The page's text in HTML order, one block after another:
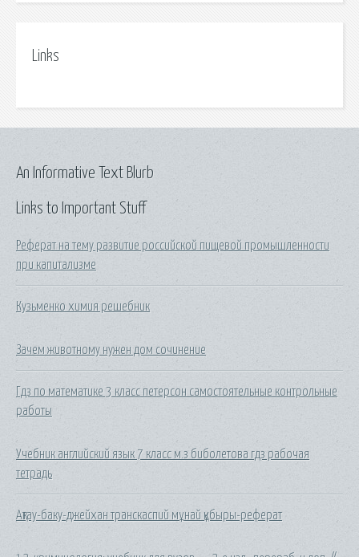
Links
Links to Important Stuff
Реферат на тему развитие российской пищевой промышленности
при капитализме
Кузьменко химия решебник
Зачем животному нужен дом сочинение
Гдз по математике 3 класс петерсон самостоятельные контрольные
работы
Учебник английский язык 7 класс м.з биболетова гдз рабочая
тетрадь
Ақтау-баку-джейхан транскаспий мұнай құбыры-реферат
An Informative Text Blurb